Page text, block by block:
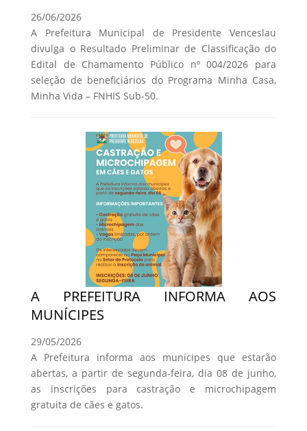
26/06/2026
A Prefeitura Municipal de Presidente Venceslau
divulga o Resultado Preliminar de Classificação do
Edital de Chamamento Público nº 004/2026 para
seleção de beneficiários do Programa Minha Casa,
Minha Vida – FNHIS Sub-50.
A PREFEITURA INFORMA AOS
MUNÍCIPES
29/05/2026
A Prefeitura informa aos munícipes que estarão
abertas, a partir de segunda-feira, dia 08 de junho,
as inscrições para castração e microchipagem
gratuita de cães e gatos.